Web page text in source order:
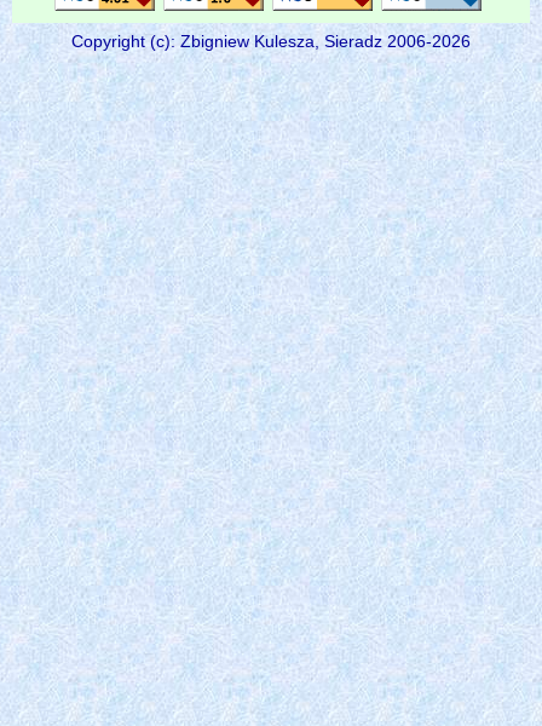
Copyright (c): Zbigniew Kulesza, Sieradz 2006-2026